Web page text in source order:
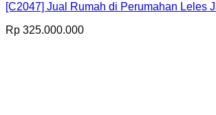
[C2047] Jual Rumah di Perumahan Leles
Rp 325.000.000